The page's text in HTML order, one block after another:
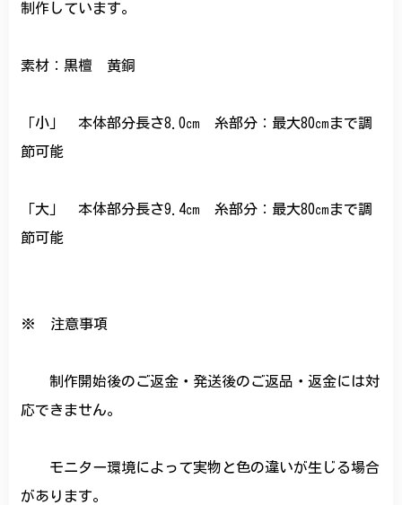
制作しています。
素材：黒檀 黄銅
「小」 本体部分長さ8.0㎝ 糸部分：最大80㎝まで調
節可能
「大」 本体部分長さ9.4㎝ 糸部分：最大80㎝まで調
節可能
※ 注意事項
制作開始後のご返金・発送後のご返品・返金には対
応できません。
モニター環境によって実物と色の違いが生じる場合
があります。